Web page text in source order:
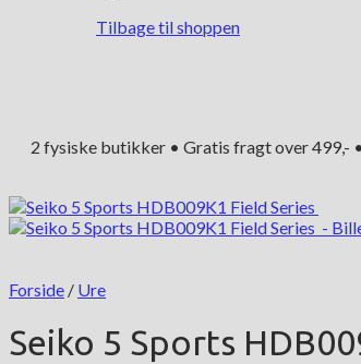
Tilbage til shoppen
2 fysiske butikker • Gratis fragt over
Forside / Ure
Seiko 5 Sports